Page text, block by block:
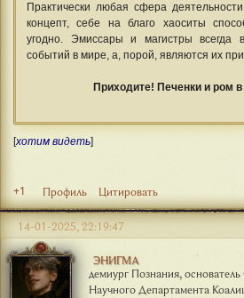
Практически любая сфера
концепт, себе на благо хаоситы
угодно. Эмиссары и магистры всегда
событий в мире, а, порой, являются их
Приходите! Печенки и ром
[хотим видеть]
+1 Профиль Цитировать
ЭНИГМА
демиург Познания,
Научного Департамента
14-01-2025, 22:19:47